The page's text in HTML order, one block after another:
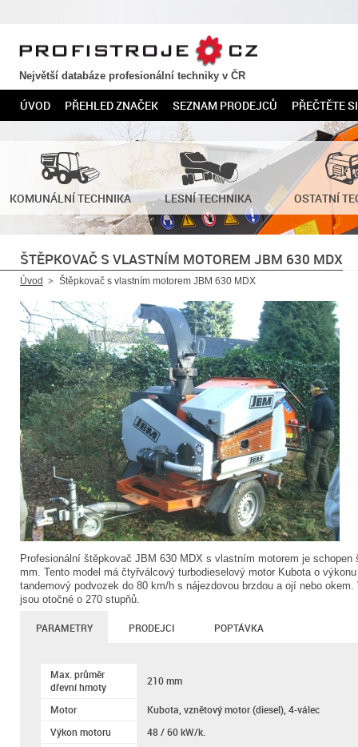
PROFISTROJE.CZ
Největší databáze profesionální techniky v ČR
ÚVOD PŘEHLED ZNAČEK SEZNAM PRODEJCŮ PŘEČTĚTE SI
KOMUNÁLNÍ TECHNIKA LESNÍ TECHNIKA OSTATNÍ
ŠTĚPKOVAČ S VLASTNÍM MOTOREM JBM 630 MDX
Úvod Štěpkovač s vlastním motorem JBM 630 MDX
Profesionální štěpkovač JBM 630 MDX s vlastním motorem je schopen
mm. Tento model má čtyřválcový turbodieselový motor Kubota o
tandemový podvozek do 80 km/h s nájezdovou brzdou a ojí nebo
jsou otočné o 270 stupňů.
PARAMETRY PRODEJCI POPTÁVKA
Max. průměr
dřevní hmoty
210 mm
Motor
Kubota, vznětový motor (diesel), 4-válec
Výkon motoru
48 / 60 kW/k.